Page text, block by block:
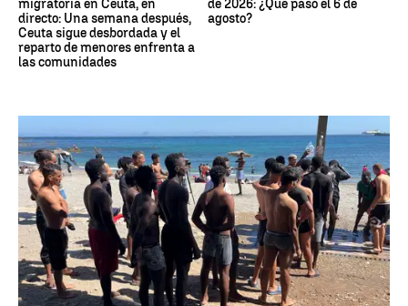
migratoria en Ceuta, en
directo: Una semana después,
Ceuta sigue desbordada y el
reparto de menores enfrenta a
las comunidades
de 2026: ¿Qué pasó el 6 de
agosto?